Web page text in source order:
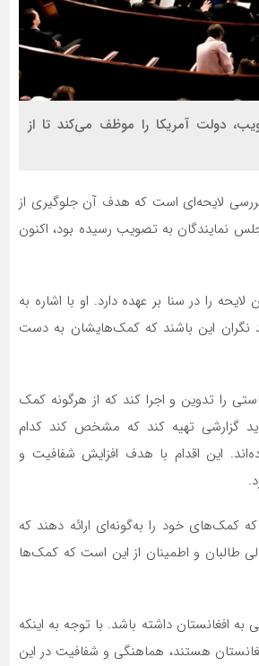
دولت آمریکا را موظف می‌کند تا از
لایحه‌ای است که هدف آن جلوگیری از
نمایندگان به تصویب رسیده بود، اکنون
را در سنا بر عهده دارد. او با اشاره به
نگران این باشند که کمک‌هایشان به دست
را تدوین و اجرا کند که از هرگونه کمک
گزارشی تهیه کند که مشخص کند کدام
کرده‌اند. این اقدام با هدف افزایش شفافیت و
کمک‌های خود را به‌گونه‌ای ارائه دهند که
طالبان و اطمینان از این است که کمک‌ها
افغانستان داشته باشد. با توجه به اینکه
هستند، هماهنگی و شفافیت در این